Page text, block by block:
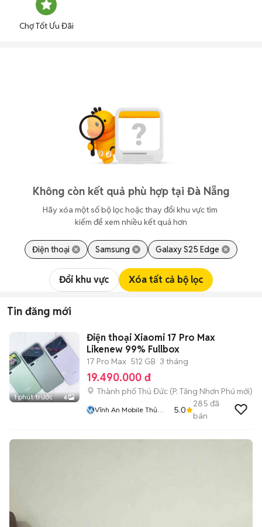
Chợ Tốt Ưu Đãi
Không còn kết quả phù hợp tại Đà Nẵng
Hãy xóa một số bộ lọc hoặc thay đổi khu vực tìm
kiếm để xem nhiều kết quả hơn
Điện thoại Samsung Galaxy S25 Edge
Đổi khu vực Xóa tất cả bộ lọc
Tin đăng mới
1 phút trước 6
Điện thoại Xiaomi 17 Pro Max
Likenew 99% Fullbox
17 Pro Max 512 GB 3 tháng
19.490.000 đ
Thành phố Thủ Đức (P. Tăng Nhơn Phú mới)
Vĩnh An Mobile Thủ
5.0
285 đã
bán